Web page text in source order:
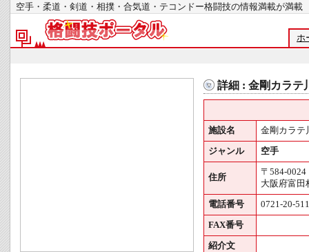
空手・柔道・剣道・相撲・合気道・テコンドー格闘技の情報満載が
ホ
詳細 : 金剛カラテ
施設名 金剛カラテ
ジャンル 空手
住所
〒584-0024
大阪府富田
電話番号 0721-20-
FAX番号
紹介文